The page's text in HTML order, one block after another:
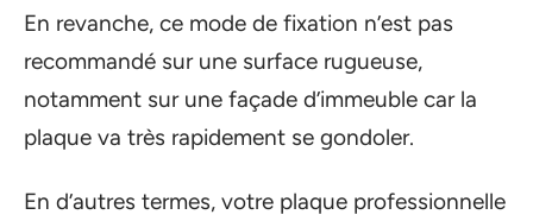
En revanche, ce mode de fixation n’est pas
recommandé sur une surface rugueuse,
notamment sur une façade d’immeuble car la
plaque va très rapidement se gondoler.
En d’autres termes, votre plaque professionnelle